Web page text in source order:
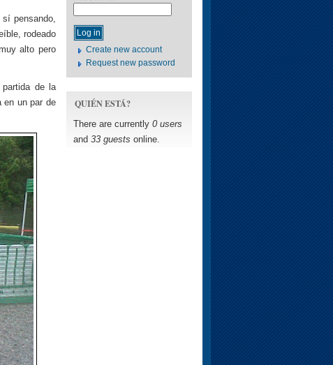
pensando,
rodeado
alto pero
de la
en un par de
Create new account
Request new password
QUIÉN ESTÁ?
There are currently 0 users
and 33 guests online.